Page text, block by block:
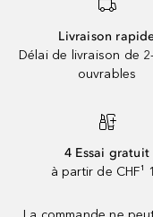
Livraison
Délai de livraison de
ouvrables
4 Essai gratuit
à partir de CHF¹